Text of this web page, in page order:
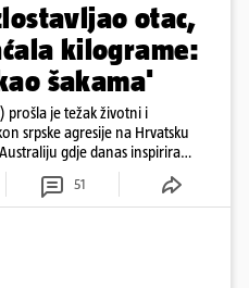
otac,
kilograme:
šakama'
prošla je težak životni i
srpske agresije na Hrvatsku
gdje danas inspirira
51